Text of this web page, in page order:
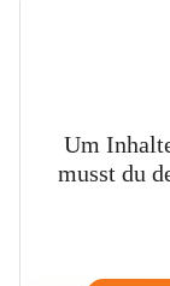
Um
musst du